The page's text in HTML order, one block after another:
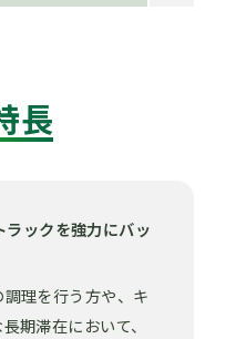
長
ックを強力にバッ
理を行う方や、キ
期滞在において、